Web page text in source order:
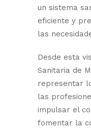
un sistema
eficiente y
las
Desde esta
Sanitaria de
representar
las
impulsar el
fomentar la